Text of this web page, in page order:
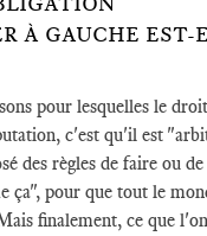
À GAUCHE EST-
pour lesquelles le
c'est qu'il est
des règles de faire ou de
ça", pour que tout le
finalement, ce que